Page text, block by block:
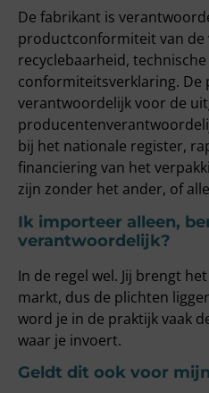
De fabrikant is
productconformiteit van de
recyclebaarheid,
conformiteitsverklaring. De
verantwoordelijk voor de
bij het nationale register,
financiering van het
zijn zonder het ander, of
Ik importeer alleen,
verantwoordelijk?
In de regel wel. Jij brengt
markt, dus de plichten
word je in de praktijk vaak
waar je invoert.
Geldt dit ook voor